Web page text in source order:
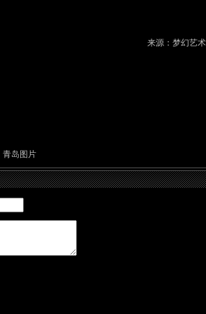
来源：梦幻艺
青岛图片